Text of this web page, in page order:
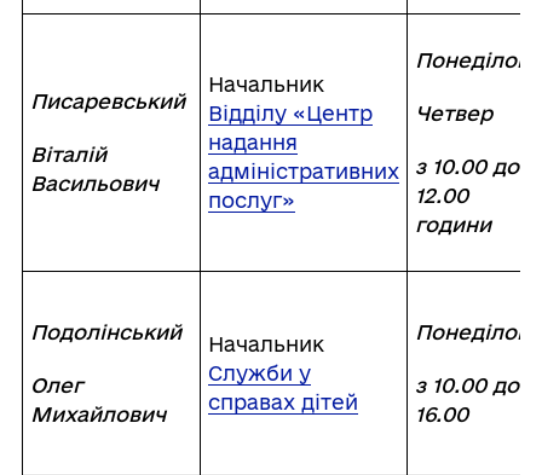
Писаревський
Віталій
Васильович
Начальник
Відділу «Центр
надання
адміністративних
послуг»
Понеділок
Четвер
з 10.00 до
12.00
години
Подолінський
Олег
Михайлович
Начальник
Служби у
справах дітей
Понеділок
з 10.00 до
16.00